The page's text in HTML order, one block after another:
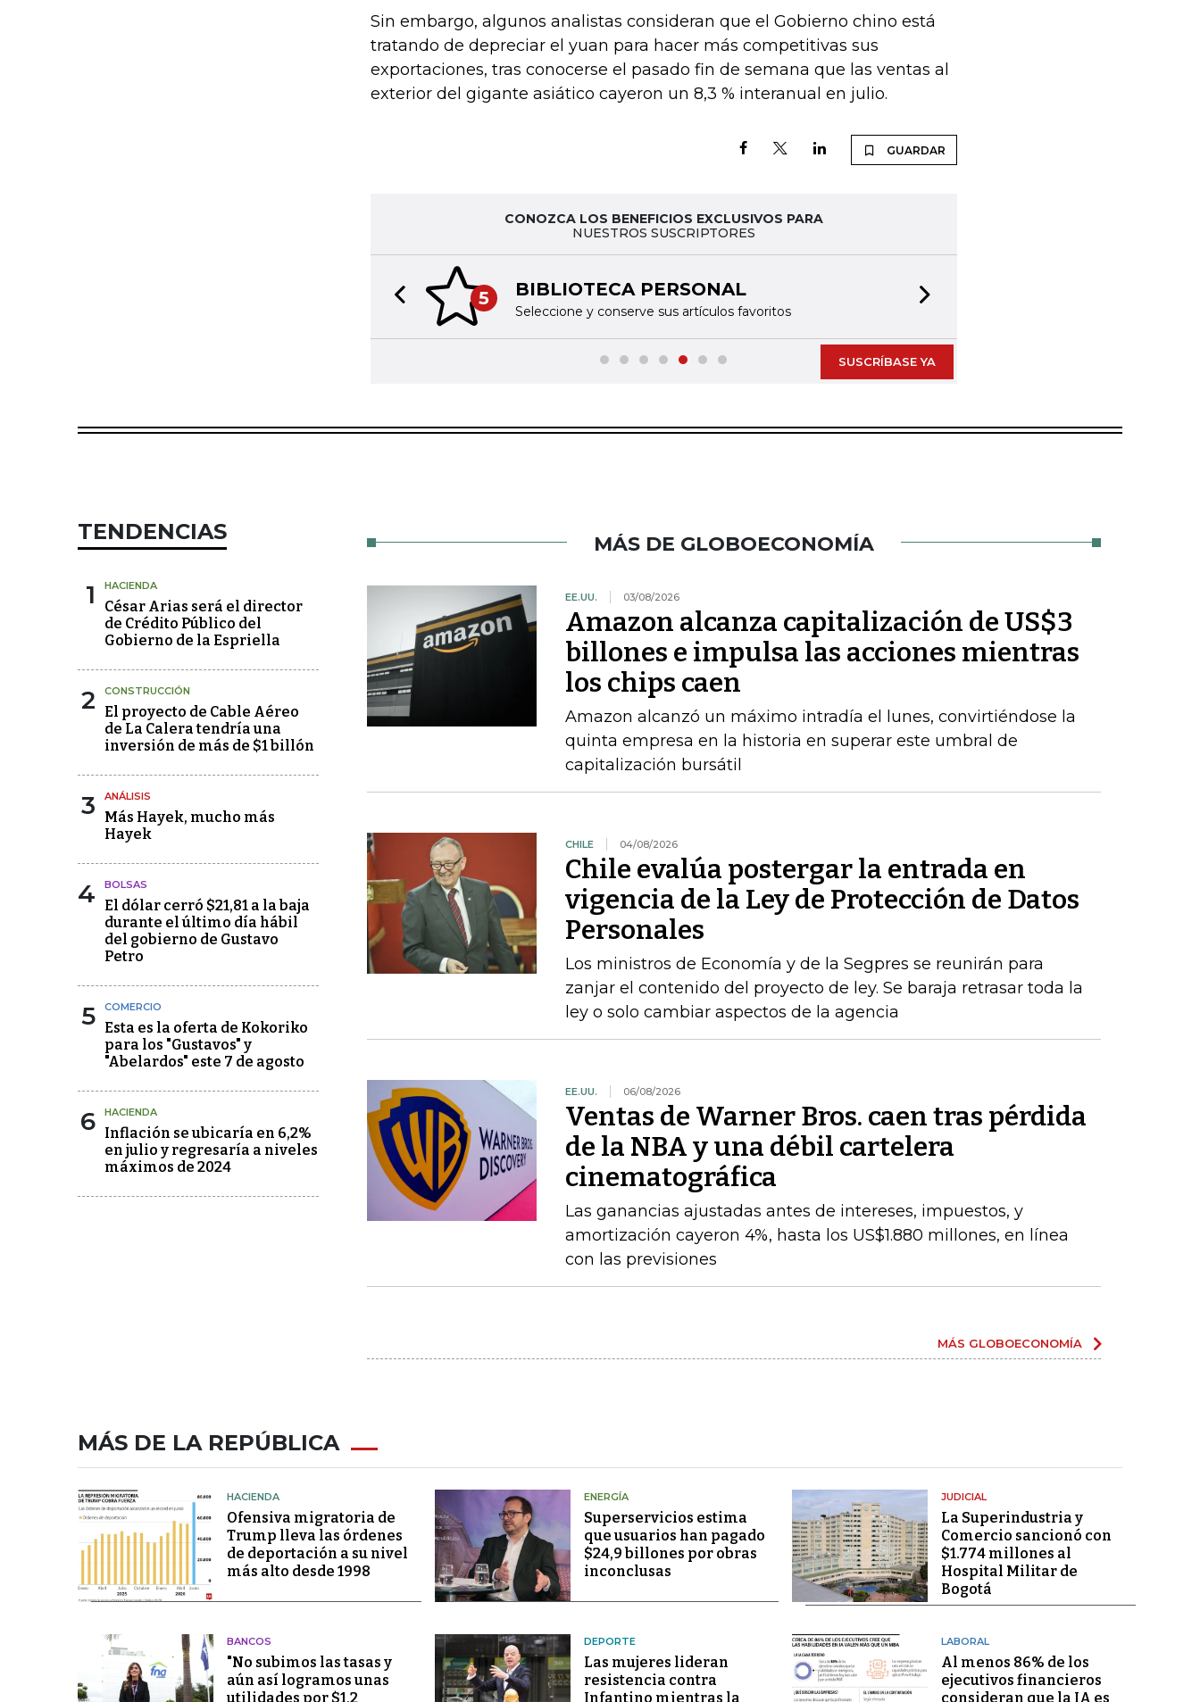
Sin embargo, algunos analistas consideran que el Gobierno chino está
tratando de depreciar el yuan para hacer más competitivas sus
exportaciones, tras conocerse el pasado fin de semana que las ventas al
exterior del gigante asiático cayeron un 8,3 % interanual en julio.
GUARDAR
CONOZCA LOS BENEFICIOS EXCLUSIVOS PARA
NUESTROS SUSCRIPTORES
5 BIBLIOTECA PERSONAL
Seleccione y conserve sus artículos favoritos
Previous slide
SUSCRÍBASE YA
TENDENCIAS
1 HACIENDA
César Arias será el director
de Crédito Público del
Gobierno de la Espriella
2 CONSTRUCCIÓN
El proyecto de Cable Aéreo
de La Calera tendría una
inversión de más de $1 billón
3 ANÁLISIS
Más Hayek, mucho más
Hayek
4 BOLSAS
El dólar cerró $21,81 a la baja
durante el último día hábil
del gobierno de Gustavo
Petro
5 COMERCIO
Esta es la oferta de Kokoriko
para los "Gustavos" y
"Abelardos" este 7 de agosto
6 HACIENDA
Inflación se ubicaría en 6,2%
en julio y regresaría a niveles
máximos de 2024
MÁS DE GLOBOECONOMÍA
EE.UU. 03/08/2026
Amazon alcanza capitalización de US$3
billones e impulsa las acciones mientras
los chips caen
Amazon alcanzó un máximo intradía el lunes, convirtiéndose la
quinta empresa en la historia en superar este umbral de
capitalización bursátil
CHILE 04/08/2026
Chile evalúa postergar la entrada en
vigencia de la Ley de Protección de Datos
Personales
Los ministros de Economía y de la Segpres se reunirán para
zanjar el contenido del proyecto de ley. Se baraja retrasar toda la
ley o solo cambiar aspectos de la agencia
EE.UU. 06/08/2026
Ventas de Warner Bros. caen tras pérdida
de la NBA y una débil cartelera
cinematográfica
Las ganancias ajustadas antes de intereses, impuestos, y
amortización cayeron 4%, hasta los US$1.880 millones, en línea
con las previsiones
MÁS GLOBOECONOMÍA
MÁS DE LA REPÚBLICA
HACIENDA
Ofensiva migratoria de
Trump lleva las órdenes
de deportación a su nivel
más alto desde 1998
ENERGÍA
Superservicios estima
que usuarios han pagado
$24,9 billones por obras
inconclusas
JUDICIAL
La Superindustria y
Comercio sancionó con
$1.774 millones al
Hospital Militar de
Bogotá
BANCOS
"No subimos las tasas y
aún así logramos unas
utilidades por $1,2
DEPORTE
Las mujeres lideran
resistencia contra
Infantino mientras la
LABORAL
Al menos 86% de los
ejecutivos financieros
consideran que la IA es